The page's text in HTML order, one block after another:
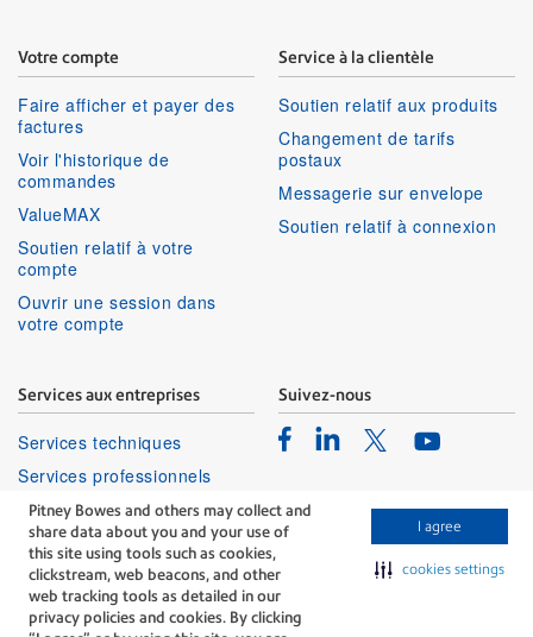
Pitney Bowes and others may collect and
share data about you and your use of
this site using tools such as cookies,
clickstream, web beacons, and other
web tracking tools as detailed in our
privacy policies and cookies. By clicking
I agree
cookies settings
Votre compte
Faire afficher et payer des
factures
Voir l'historique de
commandes
ValueMAX
Soutien relatif à votre
compte
Ouvrir une session dans
votre compte
Service à la clientèle
Soutien relatif aux produits
Changement de tarifs
postaux
Messagerie sur envelope
Soutien relatif à connexion
Services aux entreprises
Services techniques
Services professionnels
Suivez-nous
FacebookLinkedinTwitterYoutube
The technology behind